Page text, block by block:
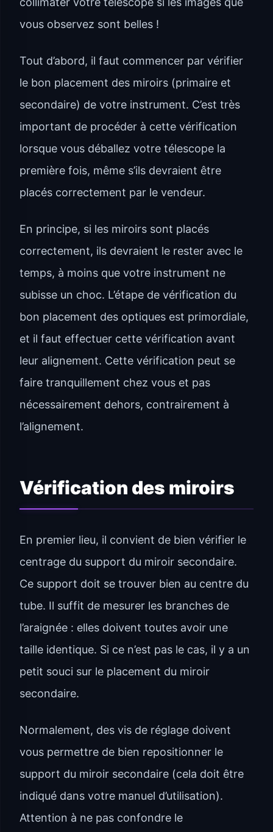
vous observez sont belles !
Tout d’abord, il faut commencer par vérifier
le bon placement des miroirs (primaire et
secondaire) de votre instrument. C’est très
important de procéder à cette vérification
lorsque vous déballez votre télescope la
première fois, même s’ils devraient être
placés correctement par le vendeur.
En principe, si les miroirs sont placés
correctement, ils devraient le rester avec le
temps, à moins que votre instrument ne
subisse un choc. L’étape de vérification du
bon placement des optiques est primordiale,
et il faut effectuer cette vérification avant
leur alignement. Cette vérification peut se
faire tranquillement chez vous et pas
nécessairement dehors, contrairement à
l’alignement.
Vérification des miroirs
En premier lieu, il convient de bien vérifier le
centrage du support du miroir secondaire.
Ce support doit se trouver bien au centre du
tube. Il suffit de mesurer les branches de
l’araignée : elles doivent toutes avoir une
taille identique. Si ce n’est pas le cas, il y a un
petit souci sur le placement du miroir
secondaire.
Normalement, des vis de réglage doivent
vous permettre de bien repositionner le
support du miroir secondaire (cela doit être
indiqué dans votre manuel d’utilisation).
Attention à ne pas confondre le